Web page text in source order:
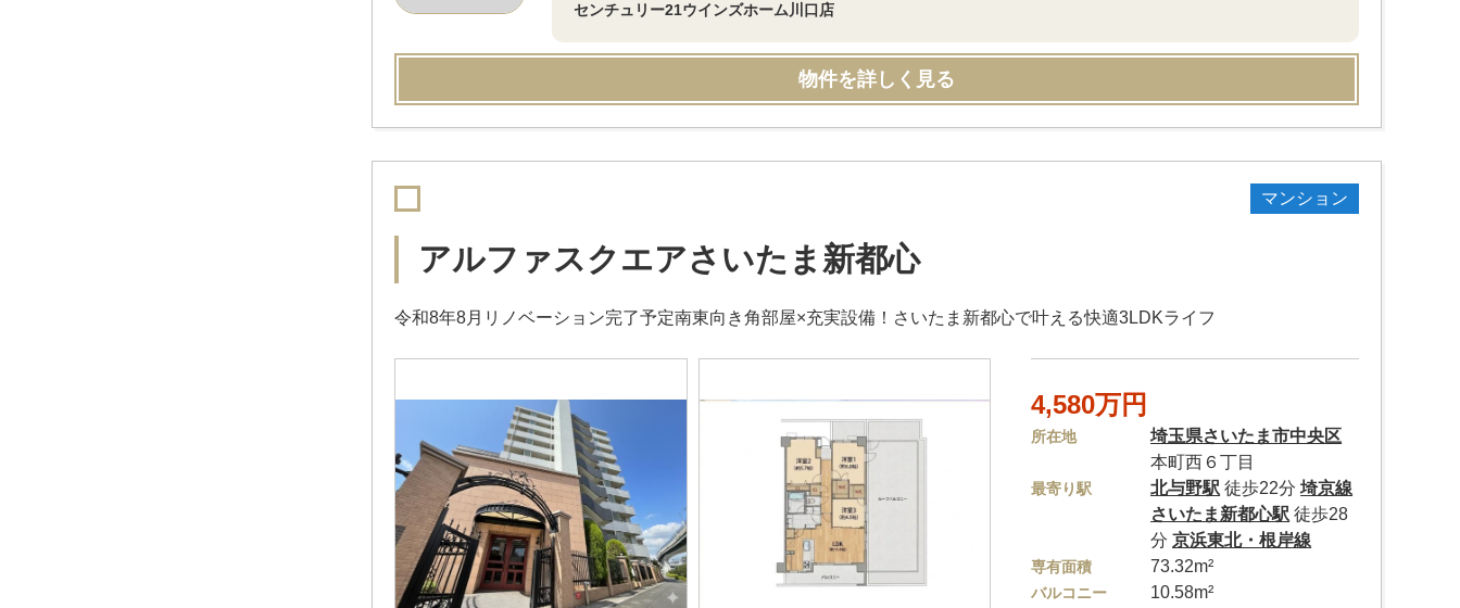
センチュリー21ウインズホーム川口店
物件を詳しく見る
マンション
アルファスクエアさいたま新都心
令和8年8月リノベーション完了予定南東向き角部屋×充実設備！さいたま新都心で叶える快適3LDKライフ
4,580万円
所在地 埼玉県さいたま市中央区
本町西６丁目
最寄り駅 北与野駅 徒歩22分埼京線
さいたま新都心駅 徒歩28
分京浜東北・根岸線
専有面積 73.32m²
バルコニー 10.58m²